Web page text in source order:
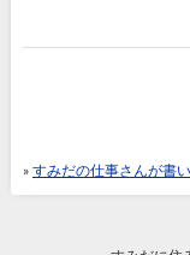
» すみだの仕事さんが書